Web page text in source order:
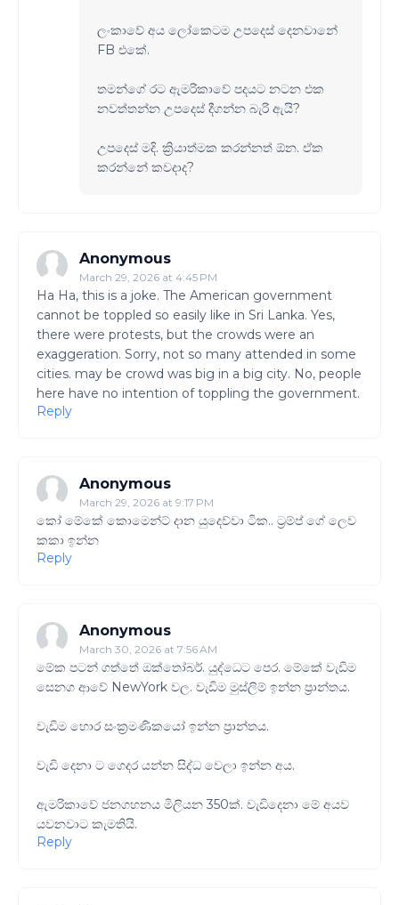
ලංකාවේ අය ලෝකෙටම උපදෙස් දෙනවානේ
FB එකේ.
තමන්ගේ රට ඇමරිකාවේ පදයට නටන එක
නවත්තන්න උපදෙස් දීගන්න බැරි ඇයි?
උපදෙස් මදි. ක්‍රියාත්මක කරන්නත් ඕන. ඒක
කරන්නේ කවදාද?
Anonymous
March 29, 2026 at 4:45 PM
Ha Ha, this is a joke. The American government
cannot be toppled so easily like in Sri Lanka. Yes,
there were protests, but the crowds were an
exaggeration. Sorry, not so many attended in some
cities. may be crowd was big in a big city. No, people
here have no intention of toppling the government.
Reply
Anonymous
March 29, 2026 at 9:17 PM
කෝ මේකේ කොමෙන්ට් දාන යුදෙව්වා ටික.. ට්‍රම්ප් ගේ ලෙව
කකා ඉන්න
Reply
Anonymous
March 30, 2026 at 7:56 AM
මේක පටන් ගත්තේ ඔක්තෝබර්. යුද්ධෙට පෙර. මේකේ වැඩිම
සෙනග ආවේ NewYork වල. වැඩිම මුස්ලිම් ඉන්න ප්‍රාන්තය.
වැඩිම හොර සංක්‍රමණිකයෝ ඉන්න ප්‍රාන්තය.
වැඩි දෙනා ට ගෙදර යන්න සිද්ධ වෙලා ඉන්න අය.
ඇමරිකාවේ ජනගහනය මිලියන 350ක්. වැඩිදෙනා මේ අයව
යවනවාට කැමතියි.
Reply